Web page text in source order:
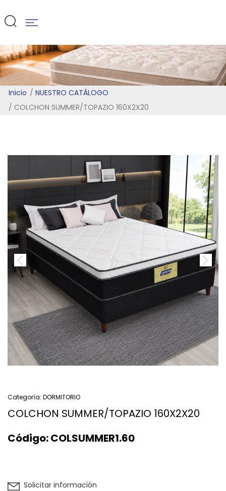
160X2X20
Inicio
NUESTRO CATÁLOGO
COLCHON SUMMER/TOPAZIO 160X2X20
Categoría: DORMITORIO
COLCHON SUMMER/TOPAZIO 160X2X20
Código:COLSUMMER1.60
Solicitar información